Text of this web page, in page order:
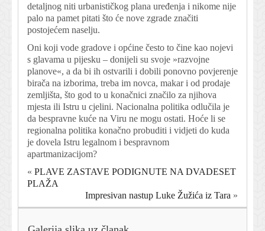
detaljnog niti urbanističkog plana uređenja i nikome nije
palo na pamet pitati što će nove zgrade značiti
postojećem naselju.
Oni koji vode gradove i općine često to čine kao nojevi
s glavama u pijesku – donijeli su svoje »razvojne
planove«, a da bi ih ostvarili i dobili ponovno povjerenje
birača na izborima, treba im novca, makar i od prodaje
zemljišta, što god to u konačnici značilo za njihova
mjesta ili Istru u cjelini. Nacionalna politika odlučila je
da bespravne kuće na Viru ne mogu ostati. Hoće li se
regionalna politika konačno probuditi i vidjeti do kuda
je dovela Istru legalnom i bespravnom
apartmanizacijom?
« PLAVE ZASTAVE PODIGNUTE NA DVADESET
PLAŽA
Impresivan nastup Luke Žužića iz Tara »